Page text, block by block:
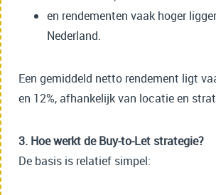
en rendementen vaak hoger
Nederland.
Een gemiddeld netto rendement ligt
en 12%, afhankelijk van locatie en
3. Hoe werkt de Buy-to-Let strategie?
De basis is relatief simpel: